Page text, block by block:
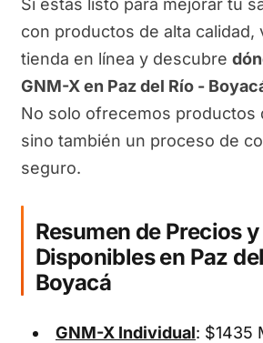
Si estás listo para mejorar tu
con productos de alta calidad,
tienda en línea y descubre
GNM-X en Paz del Río -
No solo ofrecemos productos
sino también un proceso de
seguro.
Resumen de Precios
Disponibles en Paz
Boyacá
GNM-X Individual: $1435